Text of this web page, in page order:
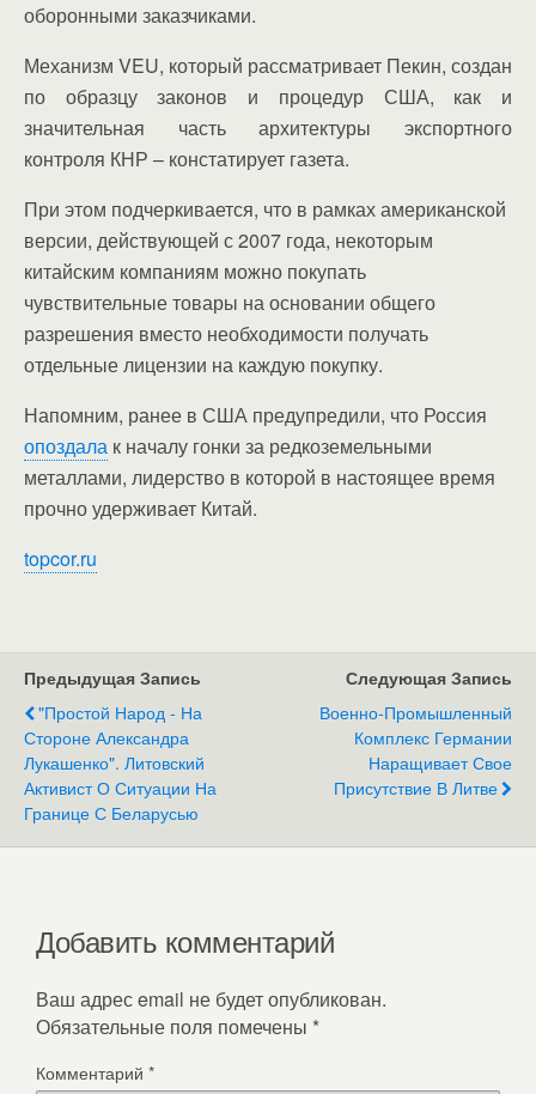
оборонными заказчиками.
Механизм VEU, который рассматривает Пекин, создан
по образцу законов и процедур США, как и
значительная часть архитектуры экспортного
контроля КНР – констатирует газета.
При этом подчеркивается, что в рамках американской
версии, действующей с 2007 года, некоторым
китайским компаниям можно покупать
чувствительные товары на основании общего
разрешения вместо необходимости получать
отдельные лицензии на каждую покупку.
Напомним, ранее в США предупредили, что Россия
опоздала к началу гонки за редкоземельными
металлами, лидерство в которой в настоящее время
прочно удерживает Китай.
topcor.ru
Предыдущая Запись
"Простой Народ - На
Стороне Александра
Лукашенко". Литовский
Активист О Ситуации На
Границе С Беларусью
Следующая Запись
Военно-Промышленный
Комплекс Германии
Наращивает Свое
Присутствие В Литве
Добавить комментарий
Ваш адрес email не будет опубликован.
Обязательные поля помечены *
Комментарий *